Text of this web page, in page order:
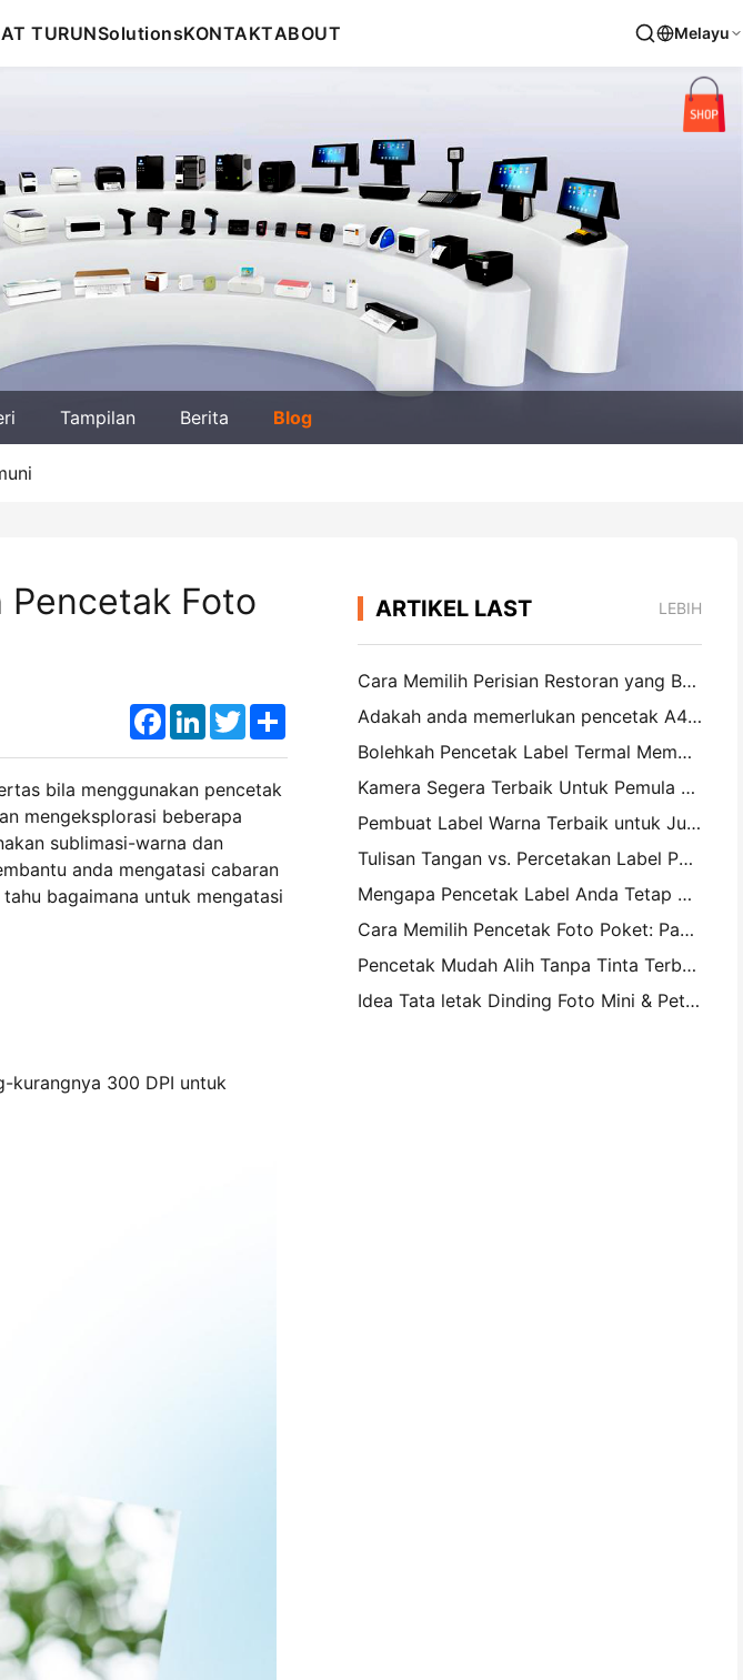
TURUNSolutionsKONTAKTABOUT Melayu
Tampilan Berita Blog
Pencetak Foto
Facebook
LinkedInTwitterShare
bila menggunakan pencetak
mengeksplorasi beberapa
sublimasi-warna dan
anda mengatasi cabaran
bagaimana untuk mengatasi
kurangnya 300 DPI untuk
ARTIKEL LAST LEBIH
Cara Memilih Perisian Restoran yang Betul untuk Restoran Saiz Kecil atau Pertengahan Anda
Adakah anda memerlukan pencetak A4 mudah alih untuk invois gudang? Apa yang sebenarnya berfungsi
Bolehkah Pencetak Label Termal Membuat Label Kalis Air untuk Produk Perniagaan Kecil?
Kamera Segera Terbaik Untuk Pemula Yang Tidak Ingin Membuang Kertas
Pembuat Label Warna Terbaik untuk Jurnal dan Scrapbooking: Tambah Lebih Banyak Warna ke Setiap Halaman
Tulisan Tangan vs. Percetakan Label Penghantaran: Petua untuk Perniagaan Kecil pada 2026
Mengapa Pencetak Label Anda Tetap Mengganggu?
Cara Memilih Pencetak Foto Poket: Panduan Lengkap untuk Pengguna Jurnal, Perjalanan, dan iPhone
Pencetak Mudah Alih Tanpa Tinta Terbaik untuk Perjalanan, Sekolah, dan Kerja Mudah Alih: Hanin MT620 Pro Review
Idea Tata letak Dinding Foto Mini & Petua untuk Hiasan Bilik Tidur dan Asrama